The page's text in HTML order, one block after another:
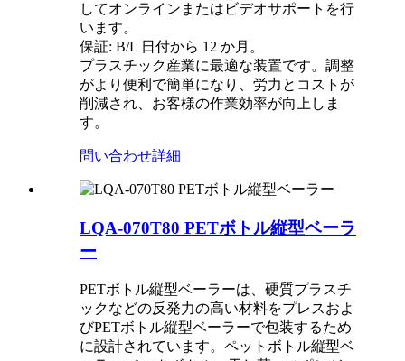
してオンラインまたはビデオサポートを行
います。
保証: B/L 日付から 12 か月。
プラスチック産業に最適な装置です。調整
がより便利で簡単になり、労力とコストが
削減され、お客様の作業効率が向上しま
す。
問い合わせ詳細
LQA-070T80 PETボトル縦型ベーラ
ー
PETボトル縦型ベーラーは、硬質プラスチ
ックなどの反発力の高い材料をプレスおよ
びPETボトル縦型ベーラーで包装するため
に設計されています。ペットボトル縦型ベ